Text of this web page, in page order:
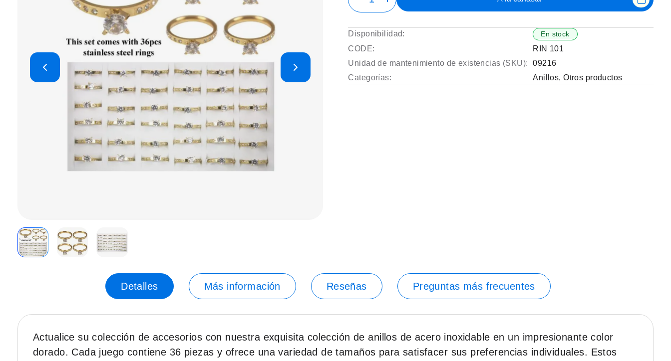
galería
de
imágenes.
Disponibilidad: En stock
CODE:
RIN 101
Unidad de mantenimiento de existencias (SKU):
09216
Categorías:
Anillos,Otros productos
Detalles Más información Reseñas Preguntas más frecuentes
Actualice su colección de accesorios con nuestra exquisita colección de anillos de acero inoxidable en un impresionante color
dorado. Cada juego contiene 36 piezas y ofrece una variedad de tamaños para satisfacer sus preferencias individuales. Estos